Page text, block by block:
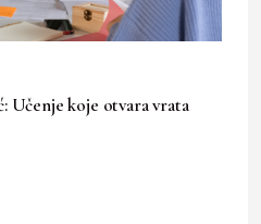
Učenje koje otvara vrata